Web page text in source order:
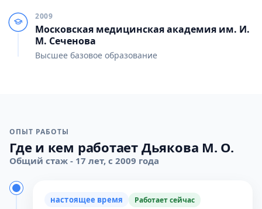
2009
Московская медицинская академия им. И.
М. Сеченова
Высшее базовое образование
ОПЫТ РАБОТЫ
Где и кем работает Дьякова М. О.
Общий стаж - 17 лет, с 2009 года
настоящее время Работает сейчас